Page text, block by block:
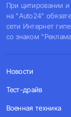
При цитировании
на "Auto24"
сети Интернет
со знаком
Новости
Тест-драйв
Военная техника